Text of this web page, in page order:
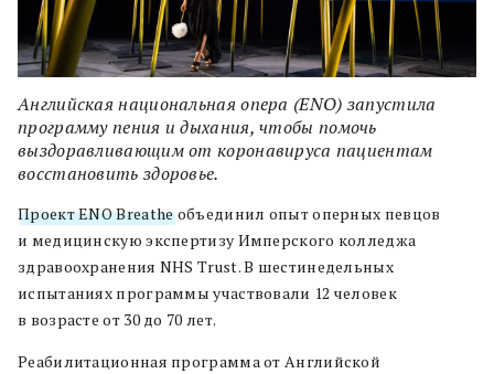
Английская национальная опера (ENO) запустила
программу пения и дыхания, чтобы помочь
выздоравливающим от коронавируса пациентам
восстановить здоровье.
Проект ENO Breatheобъединил опыт оперных певцов
и медицинскую экспертизу Имперского колледжа
здравоохранения NHS Trust. В шестинедельных
испытаниях программы участвовали 12 человек
в возрасте от 30 до 70 лет.
Реабилитационная программа от Английской